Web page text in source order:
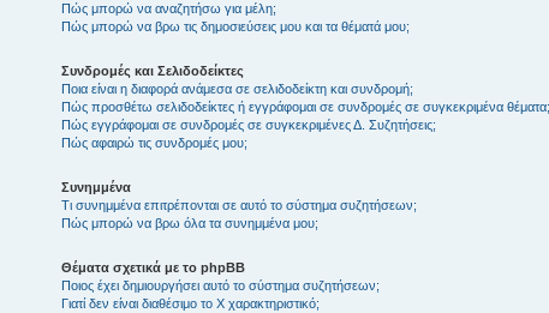
Πώς μπορώ να αναζητήσω για μέλη;
Πώς μπορώ να βρω τις δημοσιεύσεις μου και τα θέματά μου;
Συνδρομές και Σελιδοδείκτες
Ποια είναι η διαφορά ανάμεσα σε σελιδοδείκτη και συνδρομή;
Πώς προσθέτω σελιδοδείκτες ή εγγράφομαι σε συνδρομές σε συγκεκριμένα θέματα;
Πώς εγγράφομαι σε συνδρομές σε συγκεκριμένες Δ. Συζητήσεις;
Πώς αφαιρώ τις συνδρομές μου;
Συνημμένα
Τι συνημμένα επιτρέπονται σε αυτό το σύστημα συζητήσεων;
Πώς μπορώ να βρω όλα τα συνημμένα μου;
Θέματα σχετικά με το phpBB
Ποιος έχει δημιουργήσει αυτό το σύστημα συζητήσεων;
Γιατί δεν είναι διαθέσιμο το Χ χαρακτηριστικό;